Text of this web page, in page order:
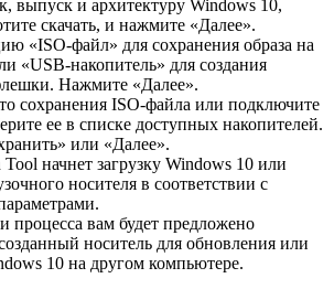
выпуск и архитектуру Windows 10,
скачать, и нажмите «Далее».
«ISO-файл» для сохранения образа на
«USB-накопитель» для создания
Нажмите «Далее».
сохранения ISO-файла или подключите
ее в списке доступных накопителей.
или «Далее».
начнет загрузку Windows 10 или
носителя в соответствии с
процесса вам будет предложено
носитель для обновления или
10 на другом компьютере.